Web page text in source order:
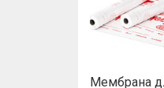
Мембрана